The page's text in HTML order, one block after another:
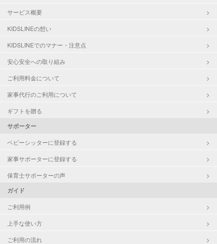
サービス概要
KIDSLINEの想い
KIDSLINEでのマナー・注意点
安心安全への取り組み
ご利用料金について
家事代行のご利用について
ギフトを贈る
サポーター
ベビーシッターに登録する
家事サポーターに登録する
保育士サポーターの声
ガイド
ご利用例
上手な使い方
ご利用の流れ